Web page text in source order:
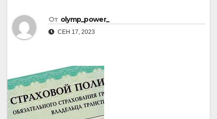
От olymp_power_
СЕН 17, 2023